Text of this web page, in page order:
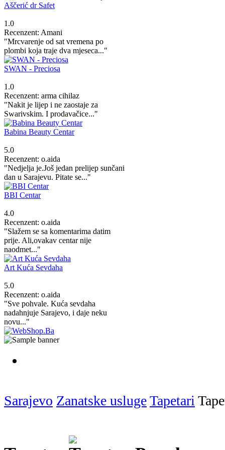
Aščerić dr Safet
1.0
Recenzent: Amani
"Mrcvarenje od sat vremena po
plombi koja traje dva mjeseca..."
SWAN - Preciosa
1.0
Recenzent: arma cihilaz
"Nakit je lijep i ne zaostaje za
Swarivskim. I prodavačice..."
Babina Beauty Centar
5.0
Recenzent: o.aida
"Nedjelja je.Još jedan prelijep sunčani
dan u Sarajevu. Pitate se..."
BBI Centar
4.0
Recenzent: o.aida
"Slažem se sa komentarima datim
prije. Ali,ovakav centar nije
naodmet..."
Art Kuća Sevdaha
5.0
Recenzent: o.aida
"Sve pohvale. Kuća sevdaha
nadahnjuje Sarajevo, i daje neku
novu..."
Sarajevo Zanatske uslugeTapetari